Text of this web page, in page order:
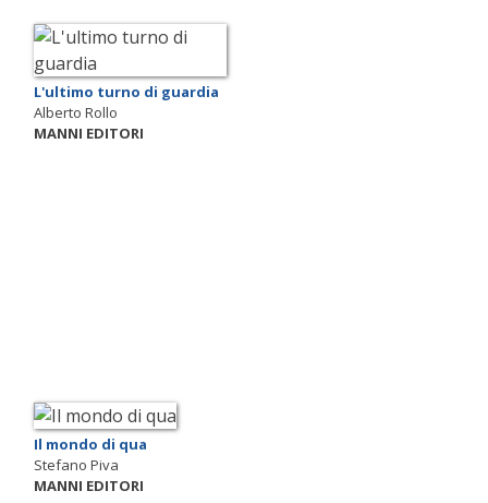
L'ultimo turno di guardia
Alberto Rollo
MANNI EDITORI
Il mondo di qua
Stefano Piva
MANNI EDITORI